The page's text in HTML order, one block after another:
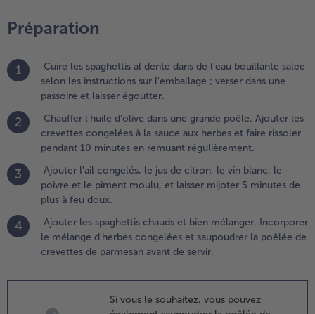
blanc,
le
5
doux.
et
Préparation
1
Cuire les spaghettis al dente dans de l'eau bouillante salée
selon les instructions sur l'emballage ; verser dans une
passoire et laisser égoutter.
2
Chauffer l'huile d'olive dans une grande poêle. Ajouter les
crevettes congelées à la sauce aux herbes et faire rissoler
pendant 10 minutes en remuant régulièrement.
3
Ajouter l'ail congelés, le jus de citron, le vin blanc, le
poivre et le piment moulu, et laisser mijoter 5 minutes de
plus à feu doux.
4
Ajouter les spaghettis chauds et bien mélanger. Incorporer
le mélange d'herbes congelées et saupoudrer la poêlée de
crevettes de parmesan avant de servir.
Si vous le souhaitez, vous pouvez